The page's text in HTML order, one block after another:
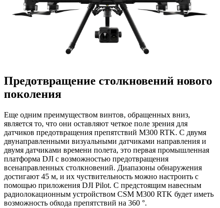
Предотвращение столкновений нового
поколения
Еще одним преимуществом винтов, обращенных вниз,
является то, что они оставляют четкое поле зрения для
датчиков предотвращения препятствий M300 RTK. С двумя
двунаправленными визуальными датчиками направления и
двумя датчиками времени полета, это первая промышленная
платформа DJI с возможностью предотвращения
всенаправленных столкновений. Диапазоны обнаружения
достигают 45 м, и их чуствительность можно настроить с
помощью приложения DJI Pilot. С предстоящим навесным
радиолокационным устройством CSM M300 RTK будет иметь
возможность обхода препятствий на 360 °.